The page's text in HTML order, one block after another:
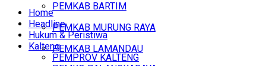
PEMKAB BARTIM
PEMKAB MURUNG RAYA
PEMKAB LAMANDAU
Home
Headline
Hukum & Peristiwa
Kalteng
PEMPROV KALTENG